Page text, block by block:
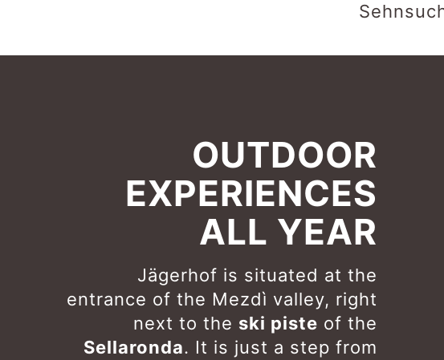
OUTDOOR
EXPERIENCES
ALL YEAR
Jägerhof is situated at the
entrance of the Mezdì valley, right
next to the ski piste of the
Sellaronda. It is just a step from